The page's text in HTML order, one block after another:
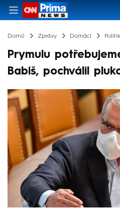
Domů Zprávy Domácí
Prymulu
Babiš, pochválil